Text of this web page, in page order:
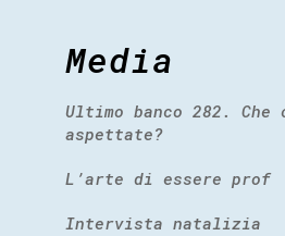
Media
Ultimo banco 282. Che
aspettate?
L’arte di essere prof
Intervista natalizia